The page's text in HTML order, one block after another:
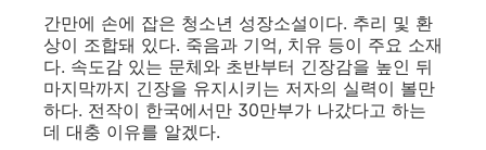
간만에 손에 잡은 청소년 성장소설이다. 추리 및 환
상이 조합돼 있다. 죽음과 기억, 치유 등이 주요 소재
다. 속도감 있는 문체와 초반부터 긴장감을 높인 뒤
마지막까지 긴장을 유지시키는 저자의 실력이 볼만
하다. 전작이 한국에서만 30만부가 나갔다고 하는
데 대충 이유를 알겠다.